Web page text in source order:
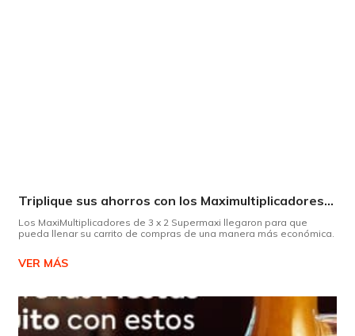
Triplique sus ahorros con los Maximultiplicadores de Supermaxi
Los MaxiMultiplicadores de 3 x 2 Supermaxi llegaron para que
pueda llenar su carrito de compras de una manera más económica.
VER MÁS